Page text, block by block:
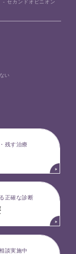
- セカンドオピニオン
い
残す治療
正確な診断
談実施中